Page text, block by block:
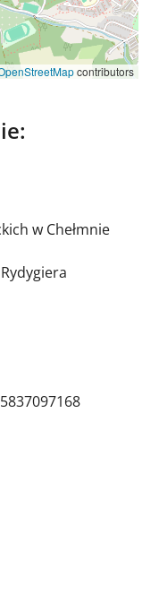
contributors
w Chełmnie